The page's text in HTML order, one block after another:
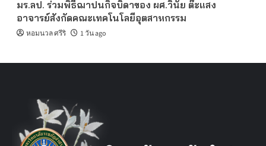
มร.ลป. ร่วมพิธีฌาปนกิจบิดาของ ผศ.วินัย ต๊ะแสง
อาจารย์สังกัดคณะเทคโนโลยีอุตสาหกรรม
หอมนวล ศรีริ 1 วัน ago